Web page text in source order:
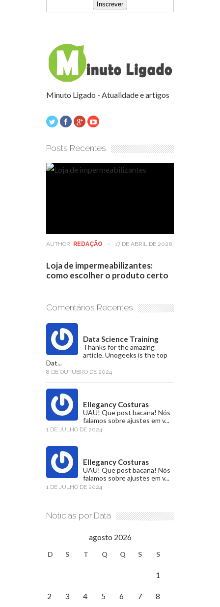
Minuto Ligado - Atualidade e artigos
Posts Recentes
AUTHOR: REDAÇÃO - 17 DE ABRIL DE 2026
Loja de impermeabilizantes:
como escolher o produto certo
Comentários Recentes
Data Science Training
Thanks for the amazing
article. Unogeeks is the top
Dat...
8 DE OUTUBRO DE 2024
Ellegancy Costuras
UAU! Que post bacana! Nós
falamos sobre ajustes em v...
1 DE JULHO DE 2024
Ellegancy Costuras
UAU! Que post bacana! Nós
falamos sobre ajustes em v...
1 DE JULHO DE 2024
Notícias por Data
agosto 2026
D S T Q Q S S
1
2 3 4 5 6 7 8